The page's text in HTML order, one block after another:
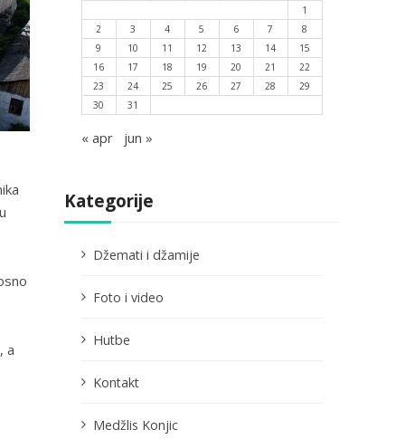
a
1
2
3 4 5 6 7
8
9
10 11 12 13 14
15
16
17 18 19 20 21
22
23
24 25 26 27 28
29
30
31
« apr jun »
Kategorije
Džemati i džamije
Foto i video
Hutbe
Kontakt
Medžlis Konjic